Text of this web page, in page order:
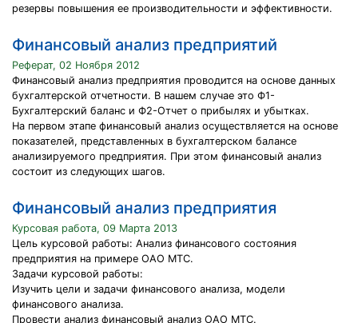
резервы повышения ее производительности и эффективности.
Финансовый анализ предприятий
Реферат, 02 Ноября 2012
Финансовый анализ предприятия проводится на основе данных
бухгалтерской отчетности. В нашем случае это Ф1-
Бухгалтерский баланс и Ф2-Отчет о прибылях и убытках.
На первом этапе финансовый анализ осуществляется на основе
показателей, представленных в бухгалтерском балансе
анализируемого предприятия. При этом финансовый анализ
состоит из следующих шагов.
Финансовый анализ предприятия
Курсовая работа, 09 Марта 2013
Цель курсовой работы: Анализ финансового состояния
предприятия на примере ОАО МТС.
Задачи курсовой работы:
Изучить цели и задачи финансового анализа, модели
финансового анализа.
Провести анализ финансовый анализ ОАО МТС.